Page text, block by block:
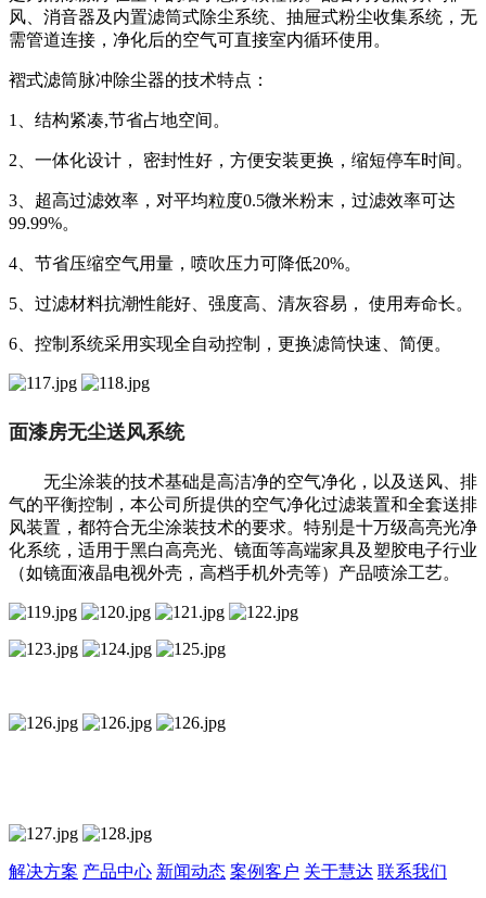
风、消音器及内置滤筒式除尘系统、抽屉式粉尘收集系统，无
需管道连接，净化后的空气可直接室内循环使用。
褶式滤筒脉冲除尘器的技术特点：
1、结构紧凑,节省占地空间。
2、一体化设计， 密封性好，方便安装更换，缩短停车时间。
3、超高过滤效率，对平均粒度0.5微米粉末，过滤效率可达
99.99%。
4、节省压缩空气用量，喷吹压力可降低20%。
5、过滤材料抗潮性能好、强度高、清灰容易， 使用寿命长。
6、控制系统采用实现全自动控制，更换滤筒快速、简便。
面漆房无尘送风系统
无尘涂装的技术基础是高洁净的空气净化，以及送风、排
气的平衡控制，本公司所提供的空气净化过滤装置和全套送排
风装置，都符合无尘涂装技术的要求。特别是十万级高亮光净
化系统，适用于黑白高亮光、镜面等高端家具及塑胶电子行业
（如镜面液晶电视外壳，高档手机外壳等）产品喷涂工艺。
解决方案 产品中心 新闻动态 案例客户 关于慧达 联系我们